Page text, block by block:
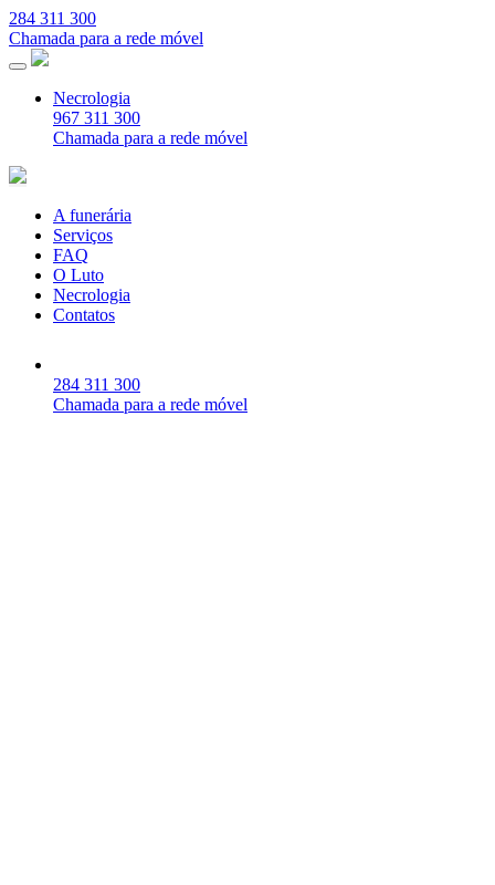
284 311 300
Chamada para a rede móvel
Necrologia
967 311 300
Chamada para a rede móvel
A funerária
Serviços
FAQ
O Luto
Necrologia
Contatos
284 311 300
Chamada para a rede móvel